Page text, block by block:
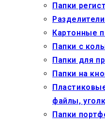
Папки
Картонные
Папки с
Папки для
Папки на
файлы,
Папки